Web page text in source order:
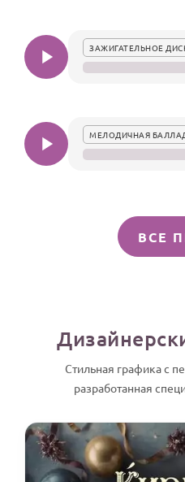
ЗАЖИГАТЕЛЬНОЕ
МЕЛОДИЧНАЯ
ВСЕ
Стильная графика с
разработанная